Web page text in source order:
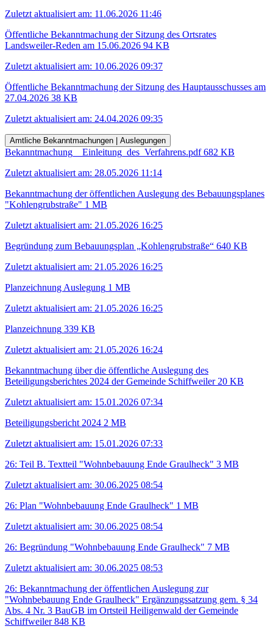
Zuletzt aktualisiert am: 11.06.2026 11:46
Öffentliche Bekanntmachung der Sitzung des Ortsrates
Landsweiler-Reden am 15.06.2026 94 KB
Zuletzt aktualisiert am: 10.06.2026 09:37
Öffentliche Bekanntmachung der Sitzung des Hauptausschusses am
27.04.2026 38 KB
Zuletzt aktualisiert am: 24.04.2026 09:35
Amtliche Bekanntmachungen | Auslegungen
Bekanntmachung__Einleitung_des_Verfahrens.pdf682 KB
Zuletzt aktualisiert am: 28.05.2026 11:14
Bekanntmachung der öffentlichen Auslegung des Bebauungsplanes
"Kohlengrubstraße" 1 MB
Zuletzt aktualisiert am: 21.05.2026 16:25
Begründung zum Bebauungsplan „Kohlengrubstraße“ 640 KB
Zuletzt aktualisiert am: 21.05.2026 16:25
Planzeichnung Auslegung 1 MB
Zuletzt aktualisiert am: 21.05.2026 16:25
Planzeichnung 339 KB
Zuletzt aktualisiert am: 21.05.2026 16:24
Bekanntmachung über die öffentliche Auslegung des
Beteiligungsberichtes 2024 der Gemeinde Schiffweiler20 KB
Zuletzt aktualisiert am: 15.01.2026 07:34
Beteiligungsbericht 2024 2 MB
Zuletzt aktualisiert am: 15.01.2026 07:33
26: Teil B. Textteil "Wohnbebauung Ende Graulheck" 3 MB
Zuletzt aktualisiert am: 30.06.2025 08:54
26: Plan "Wohnbebauung Ende Graulheck" 1 MB
Zuletzt aktualisiert am: 30.06.2025 08:54
26: Begründung "Wohnbebauung Ende Graulheck" 7 MB
Zuletzt aktualisiert am: 30.06.2025 08:53
26: Bekanntmachung der öffentlichen Auslegung zur
"Wohnbebauung Ende Graulheck" Ergänzungssatzung gem. § 34
Abs. 4 Nr. 3 BauGB im Ortsteil Heiligenwald der Gemeinde
Schiffweiler848 KB